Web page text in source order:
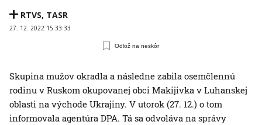
RTVS, TASR
27. 12. 2022 15:33:33
Odlož na neskôr
Skupina mužov okradla a následne zabila osemčlennú
rodinu v Ruskom okupovanej obci Makijivka v Luhanskej
oblasti na východe Ukrajiny. V utorok (27. 12.) o tom
informovala agentúra DPA. Tá sa odvoláva na správy